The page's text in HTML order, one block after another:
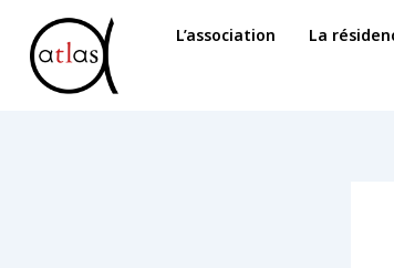
contenu
L’association La